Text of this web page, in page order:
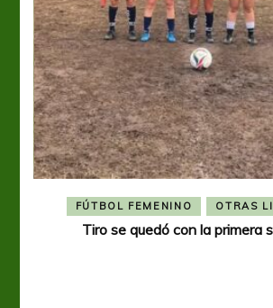
FÚTBOL FEMENINO OTRAS
Tiro se quedó con la primera